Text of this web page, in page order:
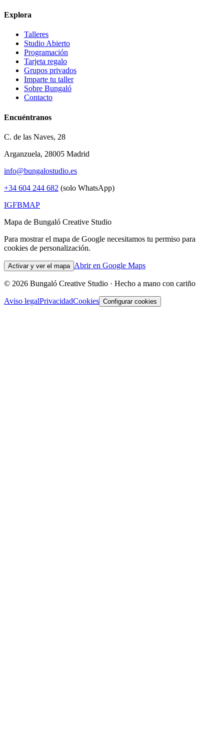
Explora
Talleres
Studio Abierto
Programación
Tarjeta regalo
Grupos privados
Imparte tu taller
Sobre Bungaló
Contacto
Encuéntranos
C. de las Naves, 28
Arganzuela, 28005 Madrid
info@bungalostudio.es
+34 604 244 682 (solo WhatsApp)
IGFBMAP
Mapa de Bungaló Creative Studio
Para mostrar el mapa de Google necesitamos tu permiso para
cookies de personalización.
Activar y ver el mapa Abrir en Google Maps
© 2026 Bungaló Creative Studio · Hecho a mano con cariño
Aviso legalPrivacidadCookies Configurar cookies